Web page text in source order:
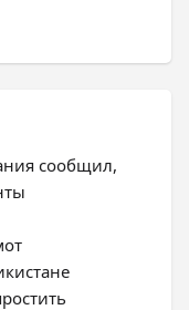
сообщил,